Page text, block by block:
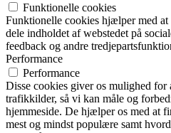
Funktionelle cookies
Funktionelle cookies hjælper med
dele indholdet af webstedet på
feedback og andre
Performance
Performance
Disse cookies giver os mulighed for
trafikkilder, så vi kan måle og
hjemmeside. De hjælper os med at
mest og mindst populære samt